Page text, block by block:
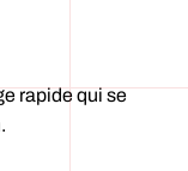
rapide qui se